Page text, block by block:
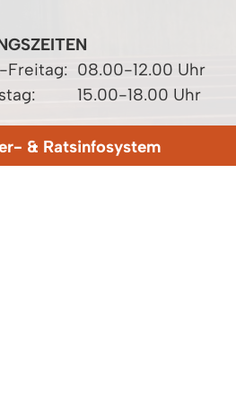
Freitag: 08.00-12.00 Uhr
15.00-18.00 Uhr
& Ratsinfosystem